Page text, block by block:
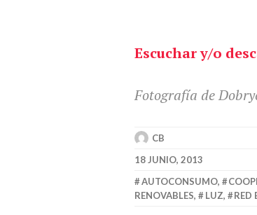
Escuchar y/o
Fotografía de
CB
18 JUNIO, 2013
AUTOCONSUMO,
RENOVABLES, LUZ, RED